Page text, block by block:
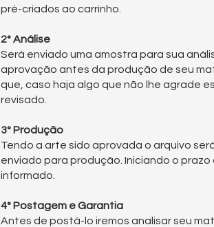
pré-criados ao carrinho.
2° Análise
Será enviado uma amostra para sua
aprovação antes da produção de seu
que, caso haja algo que não lhe agrade
revisado.
3° Produção
Tendo a arte sido aprovada o arquivo
enviado para produção. Iniciando o
informado.
4° Postagem e Garantia
Antes de postá-lo iremos analisar seu